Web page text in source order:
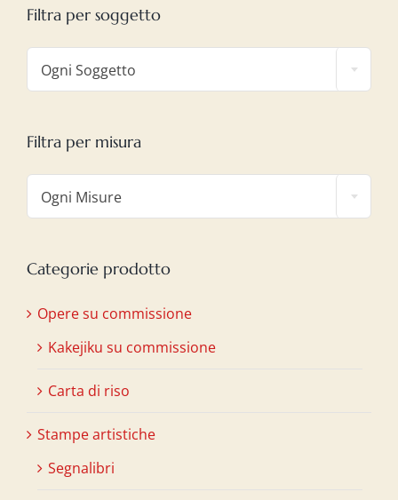
Filtra per soggetto
Ogni Soggetto
Filtra per misura
Ogni Misure
Categorie prodotto
Opere su commissione
Kakejiku su commissione
Carta di riso
Stampe artistiche
Segnalibri